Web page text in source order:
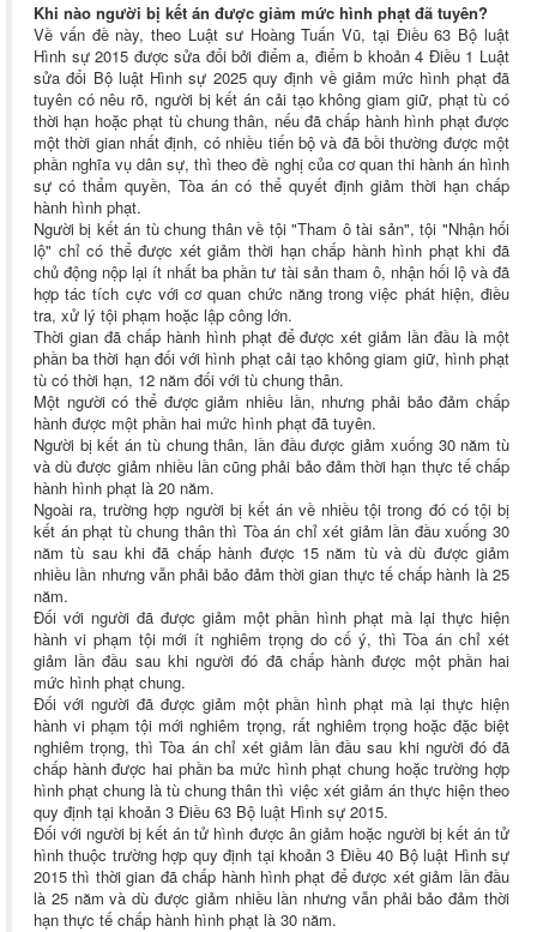
Khi nào người bị kết án được giảm mức hình phạt đã tuyên?
Về vấn đề này, theo Luật sư Hoàng Tuấn Vũ, tại Điều 63 Bộ luật
Hình sự 2015 được sửa đổi bởi điểm a, điểm b khoản 4 Điều 1 Luật
sửa đổi Bộ luật Hình sự 2025 quy định về giảm mức hình phạt đã
tuyên có nêu rõ, người bị kết án cải tạo không giam giữ, phạt tù có
thời hạn hoặc phạt tù chung thân, nếu đã chấp hành hình phạt được
một thời gian nhất định, có nhiều tiến bộ và đã bồi thường được một
phần nghĩa vụ dân sự, thì theo đề nghị của cơ quan thi hành án hình
sự có thẩm quyền, Tòa án có thể quyết định giảm thời hạn chấp
hành hình phạt.
Người bị kết án tù chung thân về tội "Tham ô tài sản", tội "Nhận hối
lộ" chỉ có thể được xét giảm thời hạn chấp hành hình phạt khi đã
chủ động nộp lại ít nhất ba phần tư tài sản tham ô, nhận hối lộ và đã
hợp tác tích cực với cơ quan chức năng trong việc phát hiện, điều
tra, xử lý tội phạm hoặc lập công lớn.
Thời gian đã chấp hành hình phạt để được xét giảm lần đầu là một
phần ba thời hạn đối với hình phạt cải tạo không giam giữ, hình phạt
tù có thời hạn, 12 năm đối với tù chung thân.
Một người có thể được giảm nhiều lần, nhưng phải bảo đảm chấp
hành được một phần hai mức hình phạt đã tuyên.
Người bị kết án tù chung thân, lần đầu được giảm xuống 30 năm tù
và dù được giảm nhiều lần cũng phải bảo đảm thời hạn thực tế chấp
hành hình phạt là 20 năm.
Ngoài ra, trường hợp người bị kết án về nhiều tội trong đó có tội bị
kết án phạt tù chung thân thì Tòa án chỉ xét giảm lần đầu xuống 30
năm tù sau khi đã chấp hành được 15 năm tù và dù được giảm
nhiều lần nhưng vẫn phải bảo đảm thời gian thực tế chấp hành là 25
năm.
Đối với người đã được giảm một phần hình phạt mà lại thực hiện
hành vi phạm tội mới ít nghiêm trọng do cố ý, thì Tòa án chỉ xét
giảm lần đầu sau khi người đó đã chấp hành được một phần hai
mức hình phạt chung.
Đối với người đã được giảm một phần hình phạt mà lại thực hiện
hành vi phạm tội mới nghiêm trọng, rất nghiêm trọng hoặc đặc biệt
nghiêm trọng, thì Tòa án chỉ xét giảm lần đầu sau khi người đó đã
chấp hành được hai phần ba mức hình phạt chung hoặc trường hợp
hình phạt chung là tù chung thân thì việc xét giảm án thực hiện theo
quy định tại khoản 3 Điều 63 Bộ luật Hình sự 2015.
Đối với người bị kết án tử hình được ân giảm hoặc người bị kết án tử
hình thuộc trường hợp quy định tại khoản 3 Điều 40 Bộ luật Hình sự
2015 thì thời gian đã chấp hành hình phạt để được xét giảm lần đầu
là 25 năm và dù được giảm nhiều lần nhưng vẫn phải bảo đảm thời
hạn thực tế chấp hành hình phạt là 30 năm.